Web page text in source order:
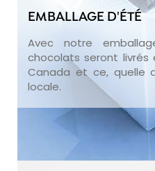
EMBALLAGE D'ÉTÉ
Avec notre
chocolats seront
Canada et ce, quelle
locale.